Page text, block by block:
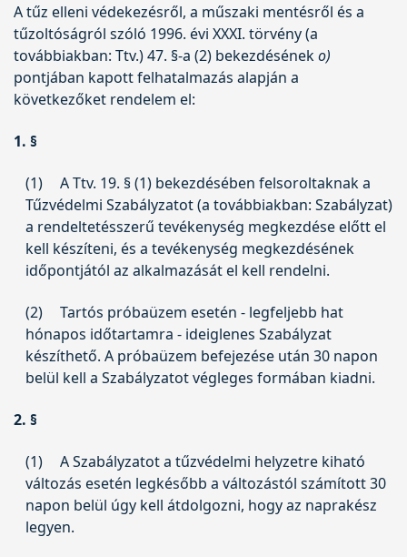
A tűz elleni védekezésről, a műszaki mentésről és a
tűzoltóságról szóló 1996. évi XXXI. törvény(a
továbbiakban: Ttv.) 47. §-a (2) bekezdéséneko)
pontjában kapott felhatalmazás alapján a
következőket rendelem el:
1. §
(1)
A Ttv. 19. § (1) bekezdésében felsoroltaknak a
Tűzvédelmi Szabályzatot (a továbbiakban: Szabályzat)
a rendeltetésszerű tevékenység megkezdése előtt el
kell készíteni, és a tevékenység megkezdésének
időpontjától az alkalmazását el kell rendelni.
(2)
Tartós próbaüzem esetén - legfeljebb hat
hónapos időtartamra - ideiglenes Szabályzat
készíthető. A próbaüzem befejezése után 30 napon
belül kell a Szabályzatot végleges formában kiadni.
2. §
(1)
A Szabályzatot a tűzvédelmi helyzetre kiható
változás esetén legkésőbb a változástól számított 30
napon belül úgy kell átdolgozni, hogy az naprakész
legyen.